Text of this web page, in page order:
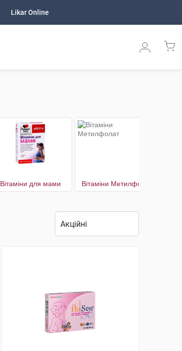
Likar Online
Вітаміни для мами Вітаміни Метилфолат